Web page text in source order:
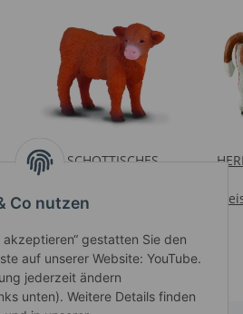
Co nutzen
akzeptieren“ gestatten Sie den
auf unserer Website: YouTube.
jederzeit ändern
unten). Weitere Details finden
* SCHOTTISCHES
HOCHLANDKÄLBCHEN,
STEHEND (S)
Preise nach Anmeldung